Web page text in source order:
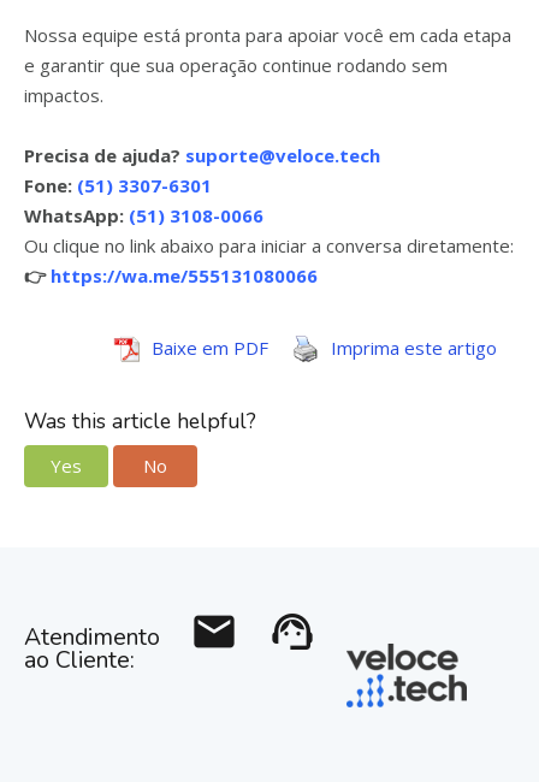
Nossa equipe está pronta para apoiar você em cada etapa
e garantir que sua operação continue rodando sem
impactos.
Precisa de ajuda? suporte@veloce.tech
Fone: (51) 3307-6301
WhatsApp: (51) 3108-0066
Ou clique no link abaixo para iniciar a conversa diretamente:
👉https://wa.me/555131080066
Baixe em PDF Imprima este artigo
Was this article helpful?
Yes No
Atendimento
ao Cliente:
mail support_agent